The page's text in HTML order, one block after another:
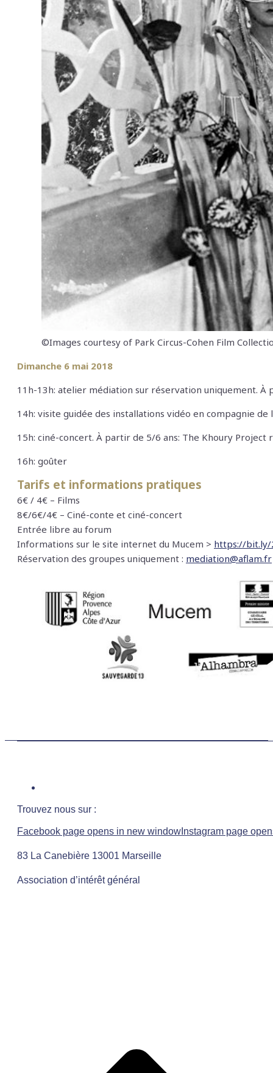
©Images courtesy of Park Circus-Cohen Film
Dimanche 6 mai 2018
11h-13h: atelier médiation sur réservation uniquement. À
14h: visite guidée des installations vidéo en compagnie
15h: ciné-concert. À partir de 5/6 ans: The Khoury Project
16h: goûter
Tarifs et informations pratiques
6€ / 4€ – Films
8€/6€/4€ – Ciné-conte et ciné-concert
Entrée libre au forum
Informations sur le site internet du Mucem > https://bit.ly/
Réservation des groupes uniquement : mediation@aflam.fr
Trouvez nous sur :
Facebook page opens in new window Instagram page
83 La Canebière 13001 Marseille
Association d’intérêt général